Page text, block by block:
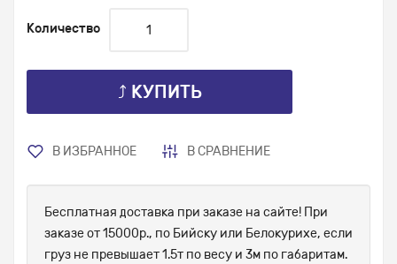
Количество
⤴ КУПИТЬ
В ИЗБРАННОЕ В СРАВНЕНИЕ
Бесплатная доставка при заказе на сайте! При
заказе от 15000р., по Бийску или Белокурихе, если
груз не превышает 1.5т по весу и 3м по габаритам.